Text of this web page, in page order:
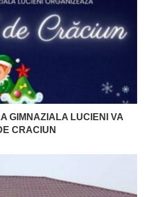
GIMNAZIALA LUCIENI VA
CRACIUN